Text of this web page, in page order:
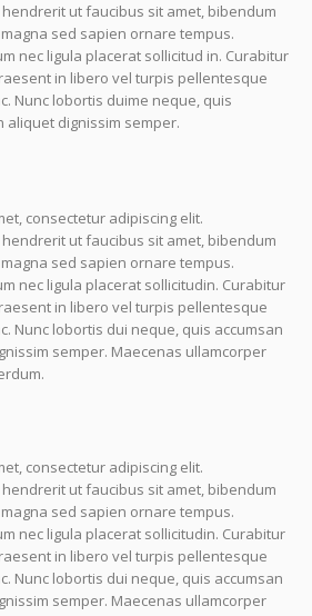
ut faucibus sit amet, bibendum
sed sapien ornare tempus.
nec ligula placerat sollicitud in. Curabitur
in libero vel turpis pellentesque
Nunc lobortis duime neque, quis
aliquet dignissim semper.
consectetur adipiscing elit.
ut faucibus sit amet, bibendum
sed sapien ornare tempus.
nec ligula placerat sollicitudin. Curabitur
in libero vel turpis pellentesque
Nunc lobortis dui neque, quis accumsan
semper. Maecenas ullamcorper
consectetur adipiscing elit.
ut faucibus sit amet, bibendum
sed sapien ornare tempus.
nec ligula placerat sollicitudin. Curabitur
in libero vel turpis pellentesque
Nunc lobortis dui neque, quis accumsan
semper. Maecenas ullamcorper